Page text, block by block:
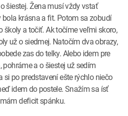
šiestej. Žena musí vždy vstať
krásna a fit. Potom sa zobudí
školy a točiť. Ak točíme veľmi skoro,
už o siedmej. Natočím dva obrazy,
zas do telky. Alebo idem pre
pohráme a o šiestej už sedím
po predstavení ešte rýchlo niečo
idem do postele. Snažím sa ísť
deficit spánku.